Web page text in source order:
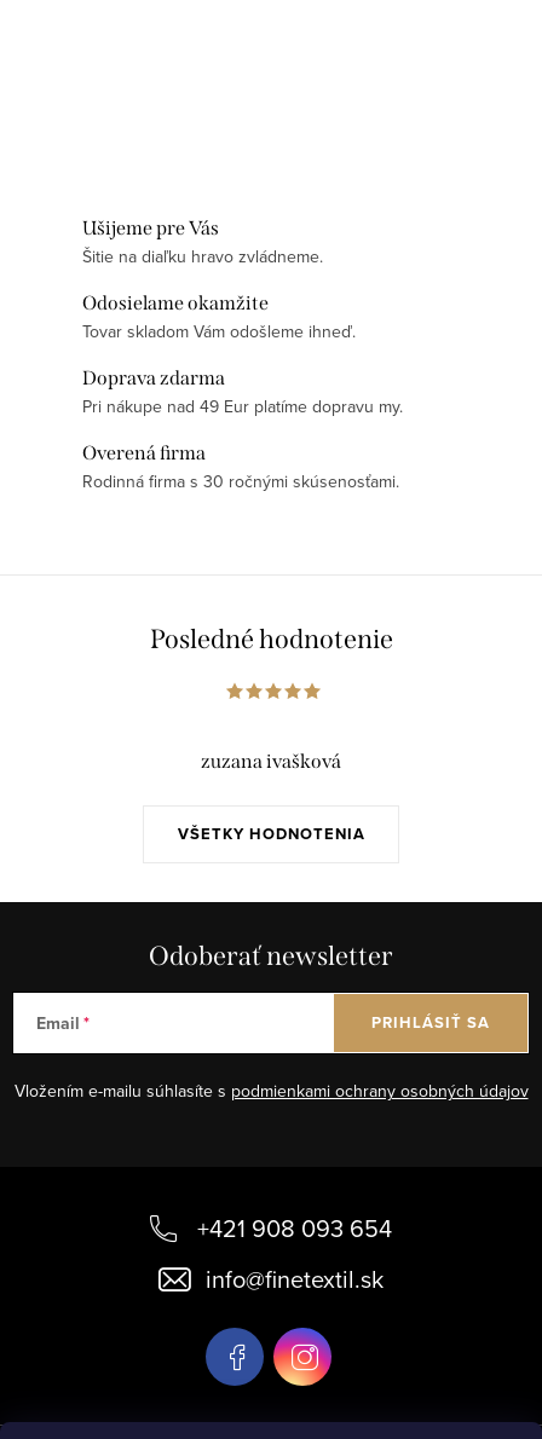
Ušijeme pre Vás
Šitie na diaľku hravo zvládneme.
Odosielame okamžite
Tovar skladom Vám odošleme ihneď.
Doprava zdarma
Pri nákupe nad 49 Eur platíme dopravu my.
Overená firma
Rodinná firma s 30 ročnými skúsenosťami.
Posledné hodnotenie
VŠETKY HODNOTENIA
zuzana ivašková
Odoberať newsletter
Email
Vložením e-mailu súhlasíte s podmienkami ochrany osobných údajov
PRIHLÁSIŤ SA
e
+421 908 093 654
info@finetextil.sk